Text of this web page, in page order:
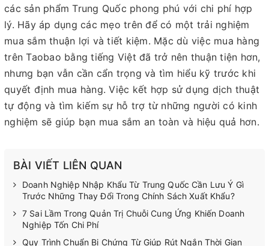
các sản phẩm Trung Quốc phong phú với chi phí hợp
lý. Hãy áp dụng các mẹo trên để có một trải nghiệm
mua sắm thuận lợi và tiết kiệm. Mặc dù việc mua hàng
trên Taobao bằng tiếng Việt đã trở nên thuận tiện hơn,
nhưng bạn vẫn cần cẩn trọng và tìm hiểu kỹ trước khi
quyết định mua hàng. Việc kết hợp sử dụng dịch thuật
tự động và tìm kiếm sự hỗ trợ từ những người có kinh
nghiệm sẽ giúp bạn mua sắm an toàn và hiệu quả hơn.
BÀI VIẾT LIÊN QUAN
Doanh Nghiệp Nhập Khẩu Từ Trung Quốc Cần Lưu Ý Gì
Trước Những Thay Đổi Trong Chính Sách Xuất Khẩu?
7 Sai Lầm Trong Quản Trị Chuỗi Cung Ứng Khiến Doanh
Nghiệp Tốn Chi Phí
Quy Trình Chuẩn Bị Chứng Từ Giúp Rút Ngắn Thời Gian